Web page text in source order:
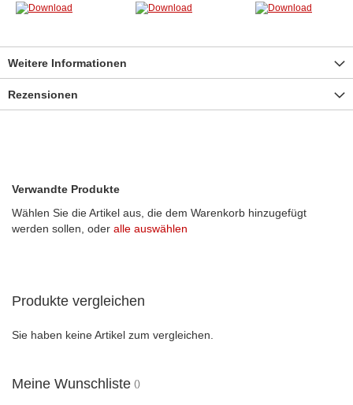
Weitere Informationen
Rezensionen
Verwandte Produkte
Wählen Sie die Artikel aus, die dem Warenkorb hinzugefügt
werden sollen, oder alle auswählen
Produkte vergleichen
Sie haben keine Artikel zum vergleichen.
Meine Wunschliste